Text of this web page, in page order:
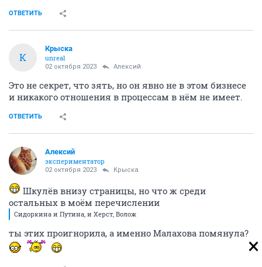
ОТВЕТИТЬ
К
Крыска
unreal
02 октября 2023 Алексий
Это не секрет, что зять, но он явно не в этом бизнесе
и никакого отношения в процессам в нём не имеет.
ОТВЕТИТЬ
Алексий
экспериментатор
02 октября 2023 Крыска
Шкулёв внизу страницы, но что ж среди
остальных в моём перечислении
Сидоркина и Путина, и Херст, Волож
ты этих проигнорила, а именно Малахова помянула?